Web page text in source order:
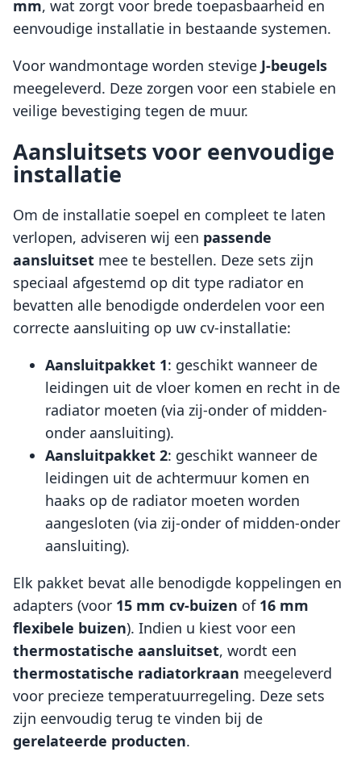
mm, wat zorgt voor brede toepasbaarheid en
eenvoudige installatie in bestaande systemen.
Voor wandmontage worden stevige J-beugels
meegeleverd. Deze zorgen voor een stabiele en
veilige bevestiging tegen de muur.
Aansluitsets voor eenvoudige
installatie
Om de installatie soepel en compleet te laten
verlopen, adviseren wij een passende
aansluitset mee te bestellen. Deze sets zijn
speciaal afgestemd op dit type radiator en
bevatten alle benodigde onderdelen voor een
correcte aansluiting op uw cv-installatie:
Aansluitpakket 1: geschikt wanneer de
leidingen uit de vloer komen en recht in de
radiator moeten (via zij-onder of midden-
onder aansluiting).
Aansluitpakket 2: geschikt wanneer de
leidingen uit de achtermuur komen en
haaks op de radiator moeten worden
aangesloten (via zij-onder of midden-onder
aansluiting).
Elk pakket bevat alle benodigde koppelingen en
adapters (voor 15 mm cv-buizen of 16 mm
flexibele buizen). Indien u kiest voor een
thermostatische aansluitset, wordt een
thermostatische radiatorkraan meegeleverd
voor precieze temperatuurregeling. Deze sets
zijn eenvoudig terug te vinden bij de
gerelateerde producten.